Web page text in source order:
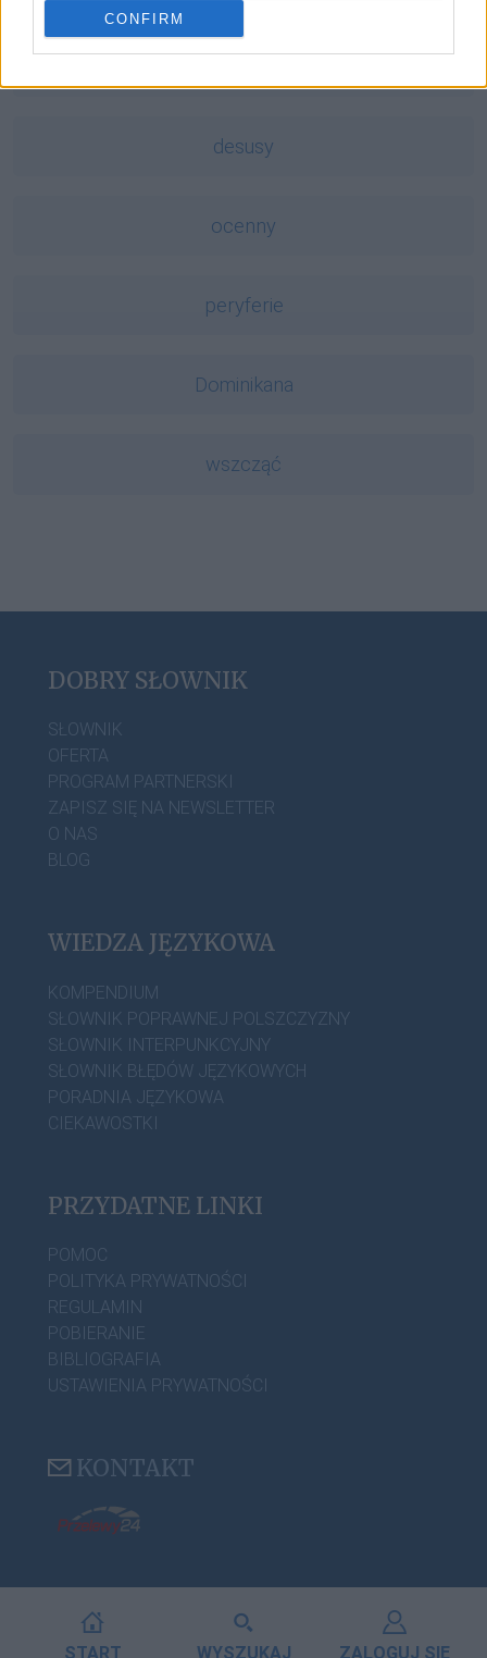
CONFIRM
desusy
ocenny
peryferie
Dominikana
wszcząć
DOBRY SŁOWNIK
SŁOWNIK
OFERTA
PROGRAM PARTNERSKI
ZAPISZ SIĘ NA NEWSLETTER
O NAS
BLOG
WIEDZA JĘZYKOWA
KOMPENDIUM
SŁOWNIK POPRAWNEJ POLSZCZYZNY
SŁOWNIK INTERPUNKCYJNY
SŁOWNIK BŁĘDÓW JĘZYKOWYCH
PORADNIA JĘZYKOWA
CIEKAWOSTKI
PRZYDATNE LINKI
POMOC
POLITYKA PRYWATNOŚCI
REGULAMIN
POBIERANIE
BIBLIOGRAFIA
USTAWIENIA PRYWATNOŚCI
KONTAKT
START WYSZUKAJ ZALOGUJ SIĘ